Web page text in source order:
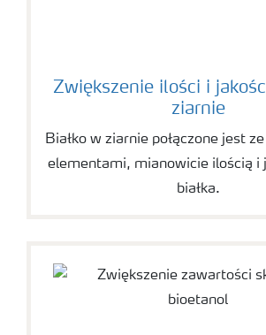
Zwiększenie ilości i
ziarnie
Białko w ziarnie połączone jest
elementami, mianowicie ilością i
białka.